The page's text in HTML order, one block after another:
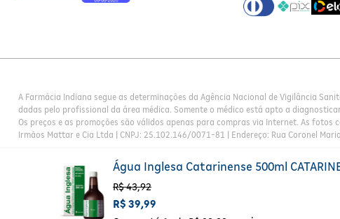
Água Inglesa Catarinense 500ml
R$43,92
R$ 39,99
A Farmácia Indiana segue as determinações da Agência Nacional de Vigilância
dadas pelo profissional da área médica. Somente o médico está apto a
Os preços e as promoções são válidos apenas para compras via Internet. As
Irmãos Mattar e Cia Ltda | CNPJ: 25.102.146/0071-81 | Endereço: Rua Coronel